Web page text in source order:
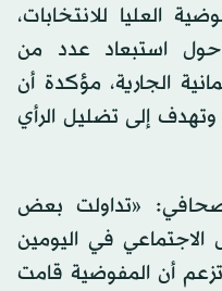
العليا للانتخابات،
حول استبعاد عدد من
الجارية، مؤكدة أن
وتهدف إلى تضليل الرأي
«تداولت بعض
في اليومين
أن المفوضية قامت